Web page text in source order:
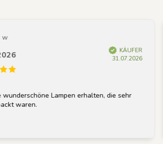
KÄUFER
31.07.2026
Lampen erhalten, die sehr